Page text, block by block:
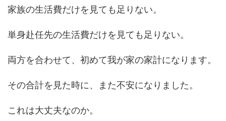
家族の生活費だけを見ても足りない。
単身赴任先の生活費だけを見ても足りない。
両方を合わせて、初めて我が家の家計になります。
その合計を見た時に、また不安になりました。
これは大丈夫なのか。